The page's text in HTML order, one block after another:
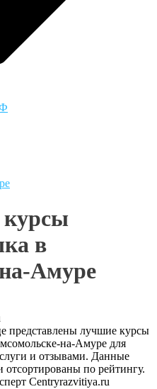
в
Амуре
представлены лучшие курсы
на-Амуре для
и отзывами. Данные
отсортированы по рейтингу.
Centryrazvitiya.ru